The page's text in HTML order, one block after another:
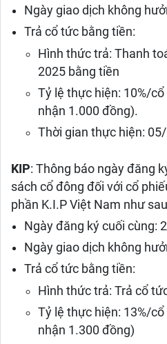
Ngày giao dịch không
Trả cổ tức bằng tiền:
Hình thức trả: Thanh
2025 bằng tiền
Tỷ lệ thực hiện: 10%/
nhận 1.000 đồng).
Thời gian thực hiện:
KIP: Thông báo ngày đăng
sách cổ đông đối với cổ
phần K.I.P Việt Nam như
Ngày đăng ký cuối cùng:
Ngày giao dịch không
Trả cổ tức bằng tiền:
Hình thức trả: Trả cổ
Tỷ lệ thực hiện: 13%/
nhận 1.300 đồng)